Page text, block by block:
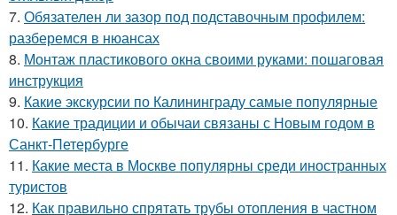
7. Обязателен ли зазор под подставочным профилем:
разберемся в нюансах
8. Монтаж пластикового окна своими руками: пошаговая
инструкция
9. Какие экскурсии по Калининграду самые популярные
10. Какие традиции и обычаи связаны с Новым годом в
Санкт-Петербурге
11. Какие места в Москве популярны среди иностранных
туристов
12. Как правильно спрятать трубы отопления в частном